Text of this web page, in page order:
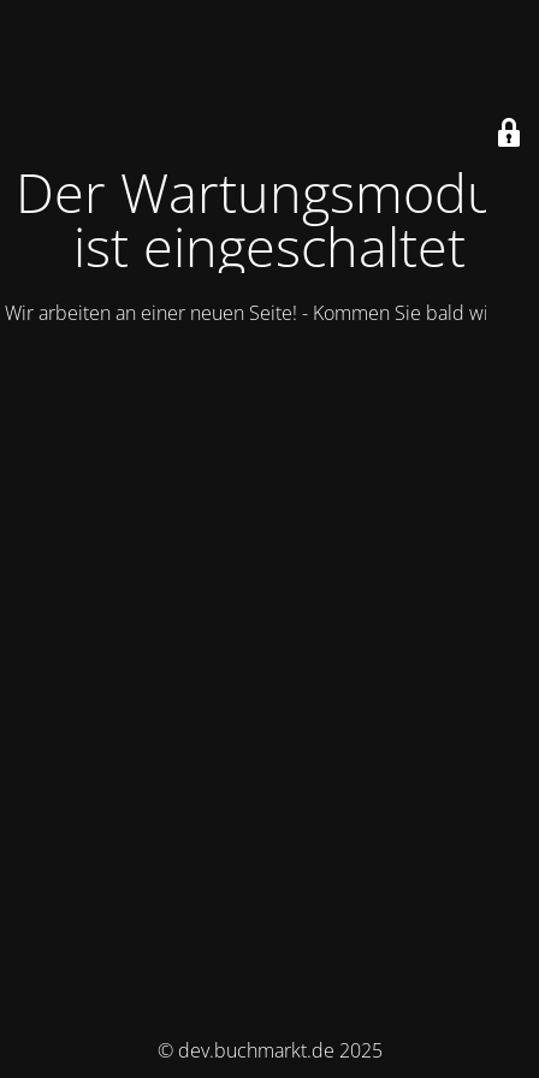
Der Wartungsmodus
ist eingeschaltet
Wir arbeiten an einer neuen Seite! - Kommen Sie bald wieder.
© dev.buchmarkt.de 2025